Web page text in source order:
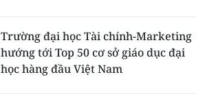
Trường đại học Tài chính-Marketing
hướng tới Top 50 cơ sở giáo dục đại
học hàng đầu Việt Nam